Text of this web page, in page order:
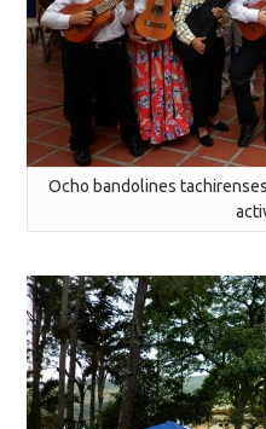
Ocho bandolines